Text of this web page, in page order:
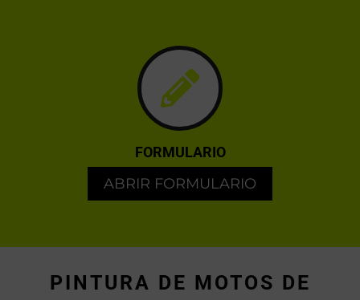
FORMULARIO
ABRIR FORMULARIO
PINTURA DE MOTOS DE